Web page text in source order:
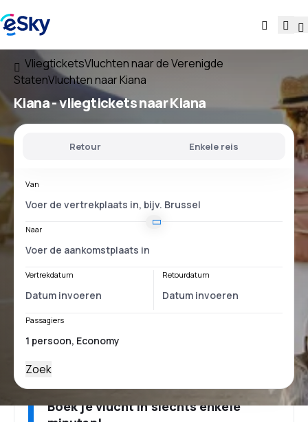
VliegticketsVluchten naar de Verenigde
StatenVluchten naar Kiana
Kiana - vliegtickets naar Kiana
Retour Enkele reis
Van
Naar
Vertrekdatum Retourdatum
Passagiers
Zoek
Boek je vlucht in slechts enkele